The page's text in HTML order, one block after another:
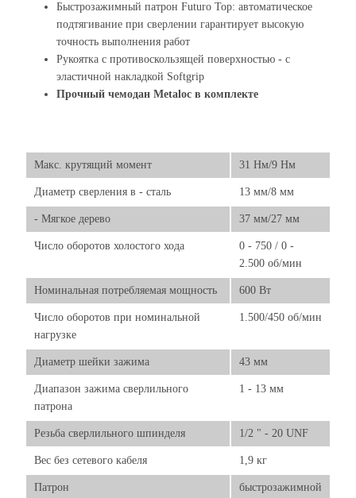
Быстрозажимный патрон Futuro Top: автоматическое
подтягивание при сверлении гарантирует высокую
точность выполнения работ
Рукоятка с противоскользящей поверхностью - с
эластичной накладкой Softgrip
Прочный чемодан Metaloc в комплекте
Макс. крутящий момент 31 Нм/9 Нм
Диаметр сверления в - сталь 13 мм/8 мм
- Мягкое дерево 37 мм/27 мм
Число оборотов холостого хода
0 - 750 / 0 -
2.500 об/мин
Номинальная потребляемая мощность 600 Вт
Число оборотов при номинальной
нагрузке
1.500/450 об/мин
Диаметр шейки зажима 43 мм
Диапазон зажима сверлильного
патрона
1 - 13 мм
Резьба сверлильного шпинделя 1/2 " - 20 UNF
Вес без сетевого кабеля 1,9 кг
Патрон быстрозажимной